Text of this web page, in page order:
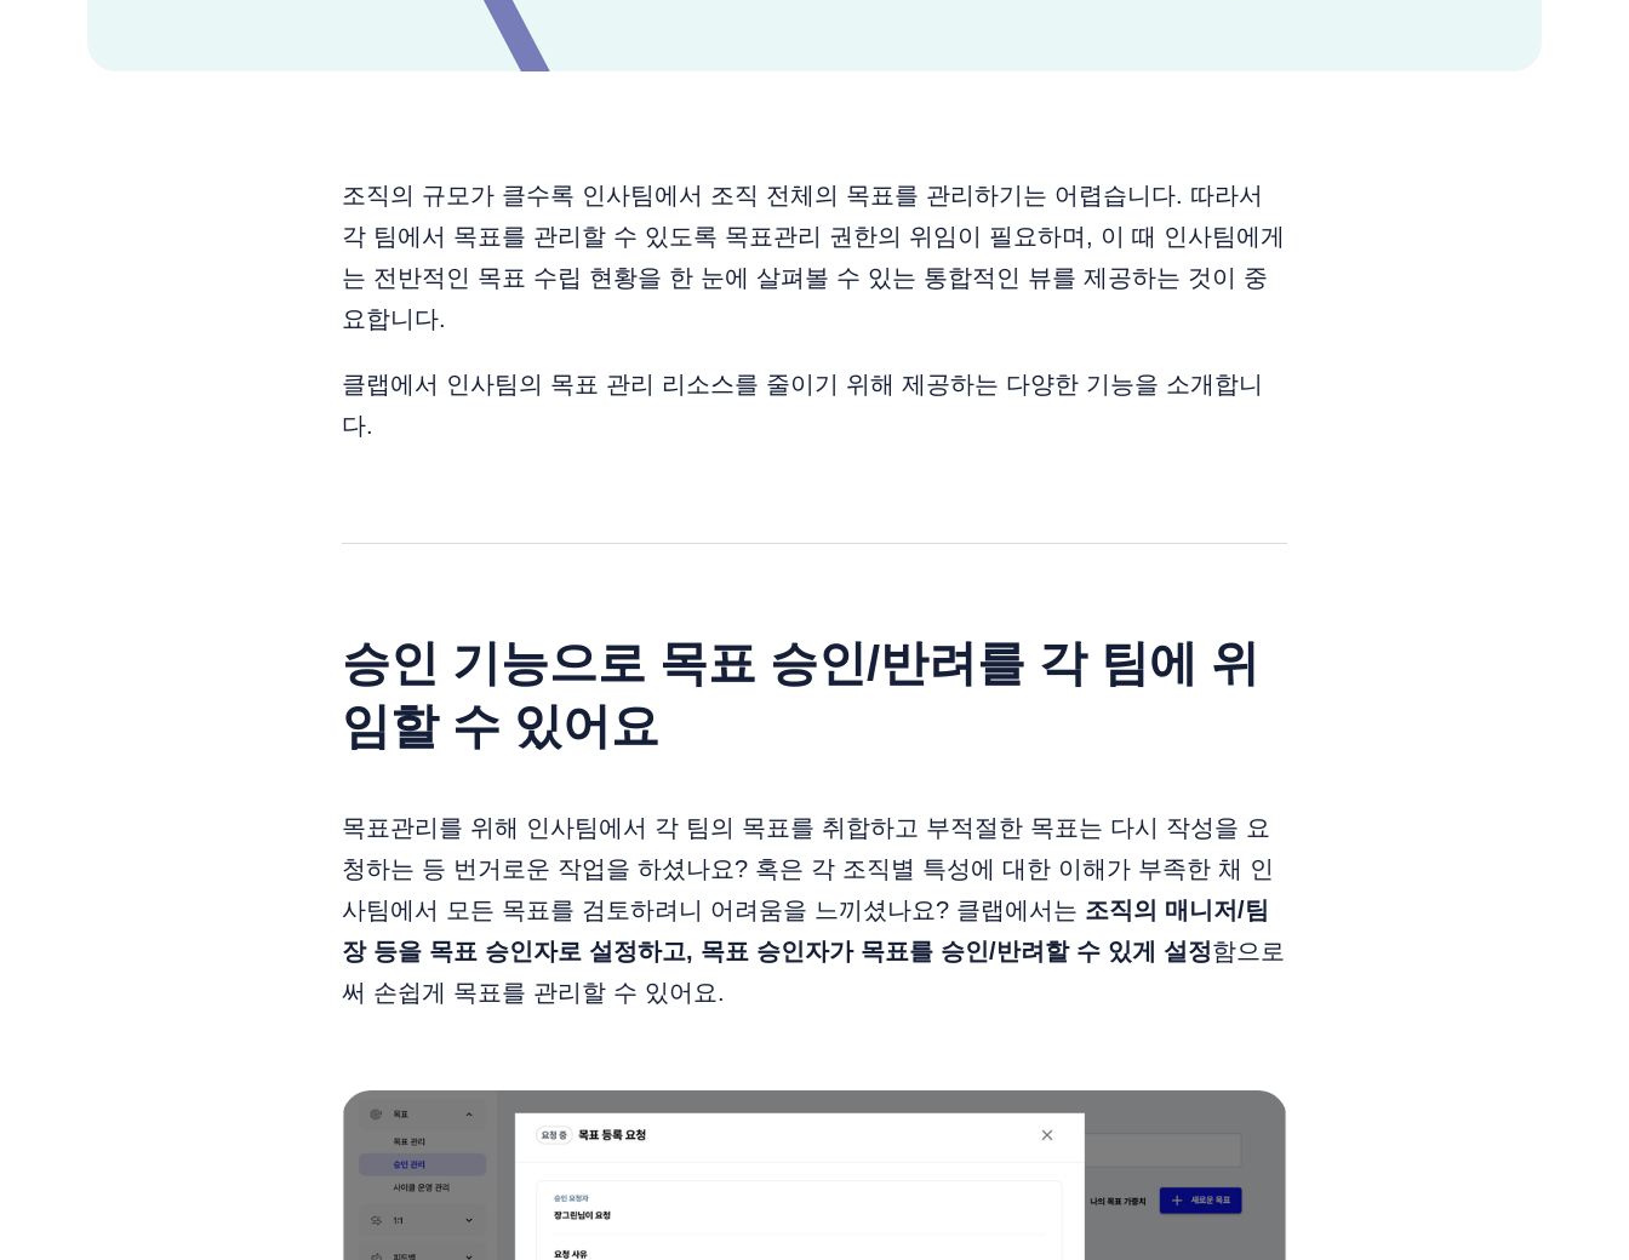
조직의 규모가 클수록 인사팀에서 조직 전체의 목표를 관리하기는 어렵습니다. 따라서
각 팀에서 목표를 관리할 수 있도록 목표관리 권한의 위임이 필요하며, 이 때 인사팀에게
는 전반적인 목표 수립 현황을 한 눈에 살펴볼 수 있는 통합적인 뷰를 제공하는 것이 중
요합니다.
클랩에서 인사팀의 목표 관리 리소스를 줄이기 위해 제공하는 다양한 기능을 소개합니
다.
승인 기능으로 목표 승인/반려를 각 팀에 위
임할 수 있어요
목표관리를 위해 인사팀에서 각 팀의 목표를 취합하고 부적절한 목표는 다시 작성을 요
청하는 등 번거로운 작업을 하셨나요? 혹은 각 조직별 특성에 대한 이해가 부족한 채 인
사팀에서 모든 목표를 검토하려니 어려움을 느끼셨나요? 클랩에서는 조직의 매니저/팀
장 등을 목표 승인자로 설정하고, 목표 승인자가 목표를 승인/반려할 수 있게 설정함으로
써 손쉽게 목표를 관리할 수 있어요.